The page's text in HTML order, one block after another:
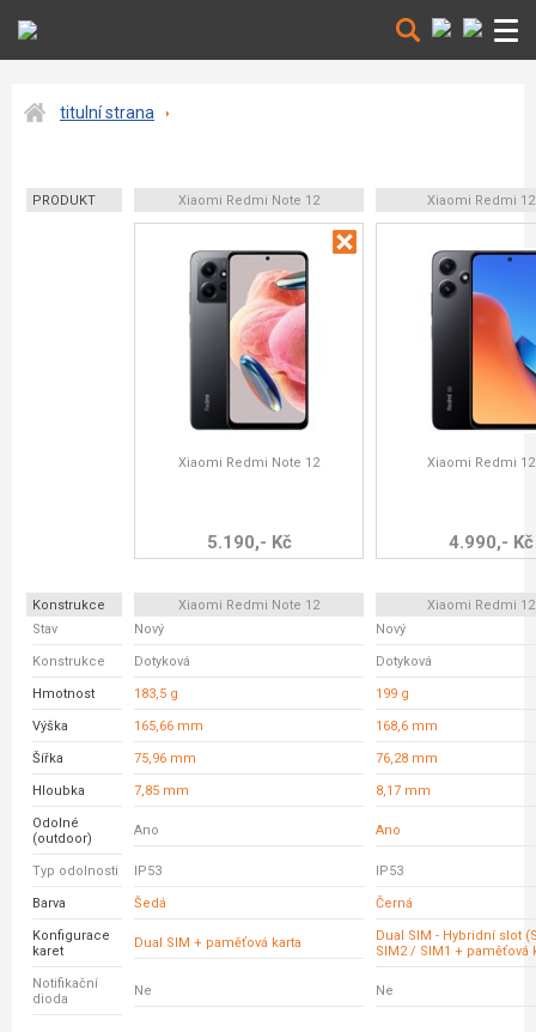
titulní strana
PRODUKT Xiaomi Redmi Note 12 Xiaomi Redmi 12
Xiaomi Redmi Note 12
5.190,- Kč
Xiaomi Redmi 12
4.990,- Kč
Konstrukce Xiaomi Redmi Note 12
Xiaomi Redmi 12
Stav
Nový Nový
Konstrukce Dotyková Dotyková
Hmotnost 183,5 g 199 g
Výška 165,66 mm 168,6 mm
Šířka 75,96 mm 76,28 mm
Hloubka 7,85 mm 8,17 mm
Odolné
(outdoor)
Ano Ano
Typ odolnosti IP53 IP53
Barva Šedá Černá
Konfigurace
karet
Dual SIM + paměťová karta
Dual SIM - Hybridní slot
SIM2 / SIM1 + paměťová
Notifikační
dioda
Ne Ne